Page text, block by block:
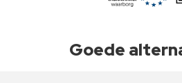
Goede